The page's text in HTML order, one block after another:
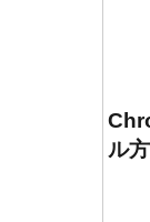
ル